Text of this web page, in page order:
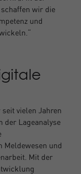
wir die
und
vielen Jahren
der Lageanalyse
Meldewesen und
Mit der